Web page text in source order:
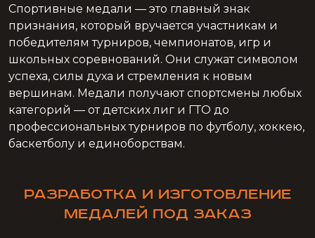
Спортивные медали — это главный знак
признания, который вручается участникам и
победителям турниров, чемпионатов, игр и
школьных соревнований. Они служат символом
успеха, силы духа и стремления к новым
вершинам. Медали получают спортсмены любых
категорий — от детских лиг и ГТО до
профессиональных турниров по футболу, хоккею,
баскетболу и единоборствам.
Разработка и изготовление
медалей под заказ